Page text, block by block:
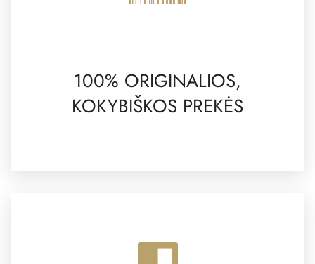
100% ORIGINALIOS,
KOKYBIŠKOS PREKĖS